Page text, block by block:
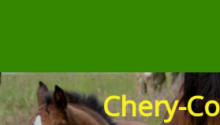
Chery-